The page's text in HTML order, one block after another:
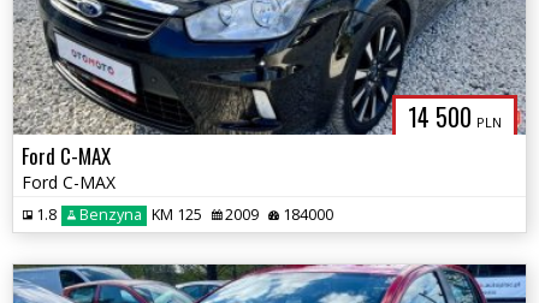
14 500 PLN
Ford C-MAX
Ford C-MAX
1.8 Benzyna KM 125 2009 184000